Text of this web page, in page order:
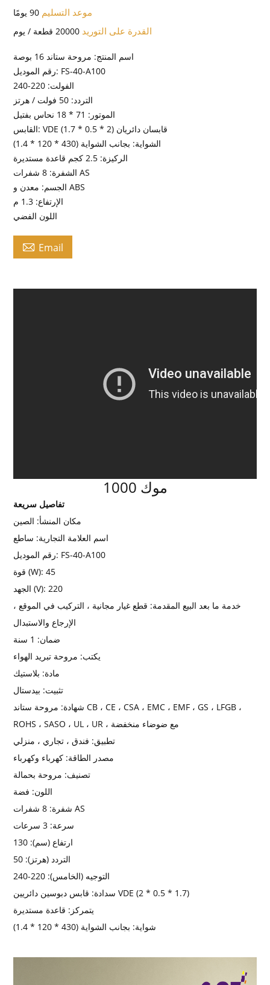
موعد التسليم 90 يومًا
القدرة على التوريد 20000 قطعة / يوم
اسم المنتج: مروحة ستاند 16 بوصة
رقم الموديل: FS-40-A100
الفولت: 220-240
التردد: 50 فولت / هرتز
الموتور: 71 * 18 نحاس بفتيل
القابس: VDE قابسان دائريان (2 * 0.5 * 1.7)
الشواية: بجانب الشواية (430 * 120 * 1.4)
الركيزة: 2.5 كجم قاعدة مستديرة
الشفرة: 8 شفرات AS
الجسم: معدن و ABS
الإرتفاع: 1.3 م
اللون الفضي
 Email
موك 1000
تفاصيل سريعة
مكان المنشأ: الصين
اسم العلامة التجارية: ساطع
رقم الموديل: FS-40-A100
قوة (W):45
الجهد (V): 220
خدمة ما بعد البيع المقدمة: قطع غيار مجانية ، التركيب في الموقع ،
الإرجاع والاستبدال
ضمان: 1 سنة
يكتب: مروحة تبريد الهواء
مادة: بلاستيك
تثبيت: بيدستال
شهادة: مروحة ستاند CB ، CE ، CSA ، EMC ، EMF ، GS ، LFGB ،
ROHS ، SASO ، UL ، UR ، مع ضوضاء منخفضة
تطبيق: فندق ، تجاري ، منزلي
مصدر الطاقة: كهرباء وكهرباء
تصنيف: مروحة بحمالة
اللون: فضة
شفرة: 8 شفرات AS
سرعة: 3 سرعات
ارتفاع (سم): 130
التردد (هرتز): 50
التوجيه (الخامس): 220-240
سدادة: قابس دبوسين دائريين VDE (2 * 0.5 * 1.7)
يتمركز: قاعدة مستديرة
شواية: بجانب الشواية (430 * 120 * 1.4)